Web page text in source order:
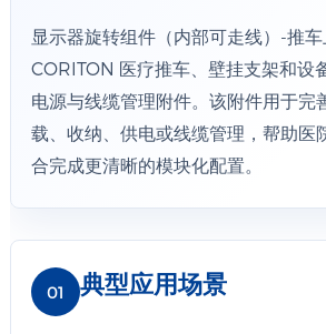
显示器旋转组件（内部可走线）-推
CORITON 医疗推车、壁挂支架和设
电源与线缆管理附件。该附件用于完
载、收纳、供电或线缆管理，帮助医
合完成更清晰的模块化配置。
01 典型应用场景